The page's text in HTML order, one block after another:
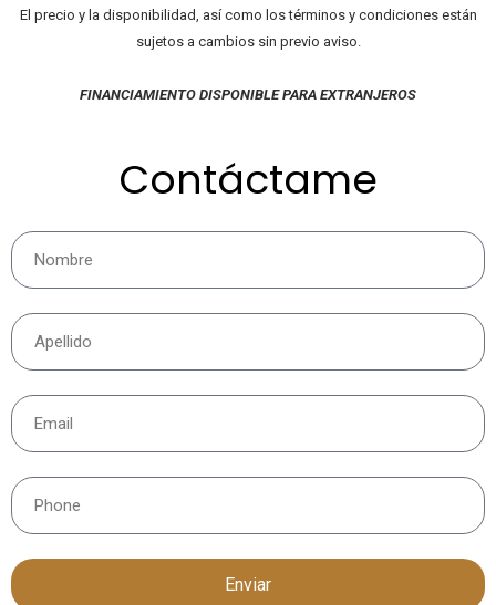
El precio y la disponibilidad, así como los términos y condiciones están
sujetos a cambios sin previo aviso.
FINANCIAMIENTO DISPONIBLE PARA EXTRANJEROS
Contáctame
Enviar